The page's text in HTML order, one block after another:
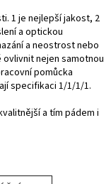
1 je nejlepší jakost, 2
a optickou
a neostrost nebo
nejen samotnou
pomůcka
specifikaci 1/1/1/1.
a tím pádem i